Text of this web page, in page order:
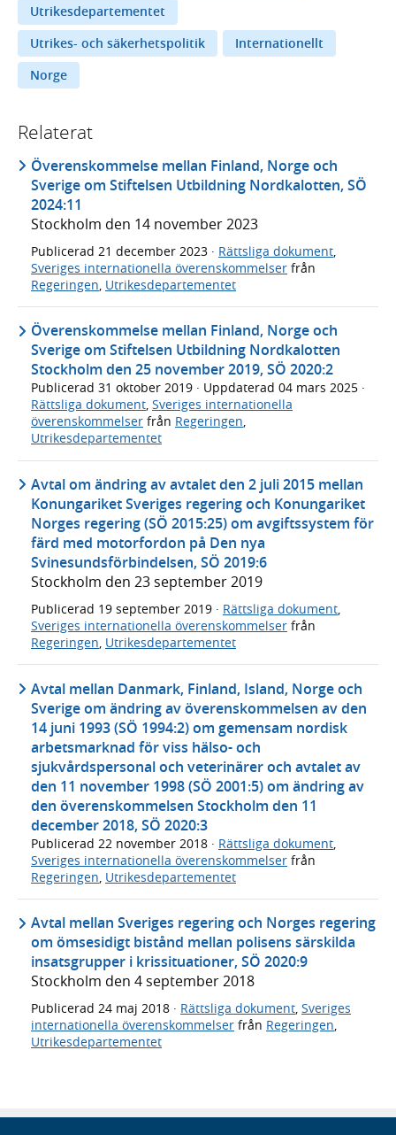
Utrikesdepartementet
Utrikes- och säkerhetspolitik
Internationellt
Norge
Relaterat
Överenskommelse mellan Finland, Norge och
Sverige om Stiftelsen Utbildning Nordkalotten, SÖ
2024:11
Stockholm den 14 november 2023
Publicerad 21 december 2023 · Rättsliga dokument
Sveriges internationella överenskommelser från
Regeringen Utrikesdepartementet
Överenskommelse mellan Finland, Norge och
Sverige om Stiftelsen Utbildning Nordkalotten
Stockholm den 25 november 2019, SÖ 2020:2
Publicerad 31 oktober 2019 · Uppdaterad 04 mars 2025 ·
Rättsliga dokument, Sveriges internationella
överenskommelser från Regeringen,
Utrikesdepartementet
Avtal om ändring av avtalet den 2 juli 2015 mellan
Konungariket Sveriges regering och Konungariket
Norges regering (SÖ 2015:25) om avgiftssystem för
färd med motorfordon på Den nya
Svinesundsförbindelsen, SÖ 2019:6
Stockholm den 23 september 2019
Publicerad 19 september 2019 · Rättsliga dokument,
Sveriges internationella överenskommelser från
Regeringen, Utrikesdepartementet
Avtal mellan Danmark, Finland, Island, Norge och
Sverige om ändring av överenskommelsen av den
14 juni 1993 (SÖ 1994:2) om gemensam nordisk
arbetsmarknad för viss hälso- och
sjukvårdspersonal och veterinärer och avtalet av
den 11 november 1998 (SÖ 2001:5) om ändring av
den överenskommelsen Stockholm den 11
december 2018, SÖ 2020:3
Publicerad 22 november 2018 · Rättsliga dokument
Sveriges internationella överenskommelser från
Regeringen Utrikesdepartementet
Avtal mellan Sveriges regering och Norges regering
om ömsesidigt bistånd mellan polisens särskilda
insatsgrupper i krissituationer, SÖ 2020:9
Stockholm den 4 september 2018
Publicerad 24 maj 2018 · Rättsliga dokument, Sveriges
internationella överenskommelser från Regeringen,
Utrikesdepartementet